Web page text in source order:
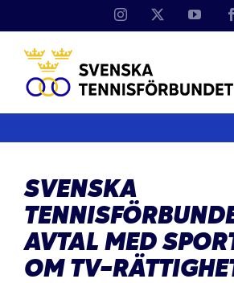
Instagram
SVENSKA
AVTAL MED
OM TV-